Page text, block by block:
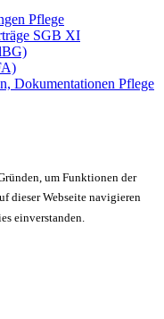
Pflege
SGB XI
Dokumentationen Pflege
um Funktionen der
dieser Webseite navigieren
einverstanden.